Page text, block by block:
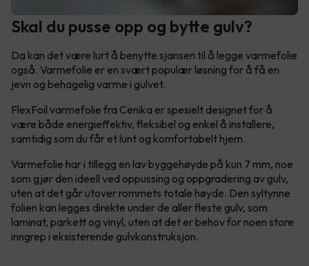
Skal du pusse opp og bytte gulv?
Da kan det være lurt å benytte sjansen til å legge varmefolie
også. Varmefolie er en svært populær løsning for å få en
jevn og behagelig varme i gulvet.
FlexFoil varmefolie fra Cenika er spesielt designet for å
være både energieffektiv, fleksibel og enkel å installere,
samtidig som du får et lunt og komfortabelt hjem.
Varmefolie har i tillegg en lav byggehøyde på kun 7 mm, noe
som gjør den ideell ved oppussing og oppgradering av gulv,
uten at det går utover rommets totale høyde. Den syltynne
folien kan legges direkte under de aller fleste gulv, som
laminat, parkett og vinyl, uten at det er behov for noen store
inngrep i eksisterende gulvkonstruksjon.